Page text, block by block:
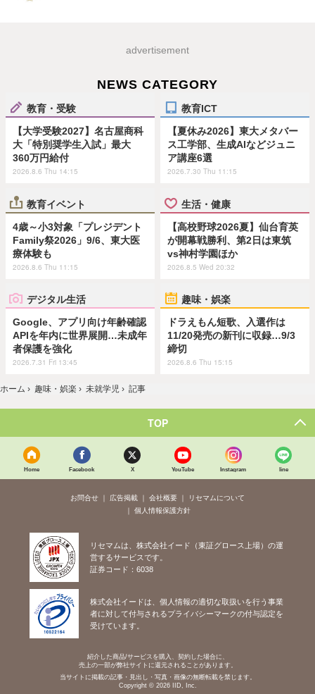
advertisement
NEWS CATEGORY
教育・受験
【大学受験2027】名古屋商科
大「特別奨学生入試」最大
360万円給付
2026.8.6 Thu 14:15
教育ICT
【夏休み2026】東大メタバー
ス工学部、生成AIなどジュニ
ア講座6選
2026.7.30 Thu 11:15
教育イベント
4歳～小3対象「プレジデント
Family祭2026」9/6、東大医
療体験も
2026.8.6 Thu 11:15
生活・健康
【高校野球2026夏】仙台育英
が開幕戦勝利、第2日は東筑
vs神村学園ほか
2026.8.5 Wed 20:32
デジタル生活
Google、アプリ向け年齢確認
APIを年内に世界展開…未成年
者保護を強化
2026.7.31 Fri 13:45
趣味・娯楽
ドラえもん短歌、入選作は
11/20発売の新刊に収録…9/3
締切
2026.8.6 Thu 15:15
ホーム › 趣味・娯楽 › 未就学児 › 記事
TOP
Home Facebook X YouTube Instagram line
お問合せ 広告掲載 会社概要
リセマムについて
個人情報保護方針
リセマムは、株式会社イード（東証グロース上場）の運
営するサービスです。
証券コード：6038
株式会社イードは、個人情報の適切な取扱いを行う事業
者に対して付与されるプライバシーマークの付与認定を
受けています。
紹介した商品/サービスを購入、契約した場合に、
売上の一部が弊社サイトに還元されることがあります。
当サイトに掲載の記事・見出し・写真・画像の無断転載を禁じます。
Copyright © 2026 IID, Inc.